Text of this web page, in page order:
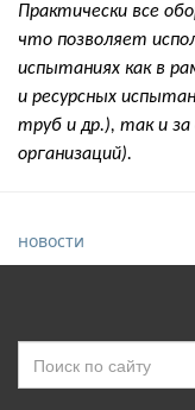
Практически все
что позволяет
испытаниях как в
и ресурсных
труб и др.), так и за
организаций).
новости